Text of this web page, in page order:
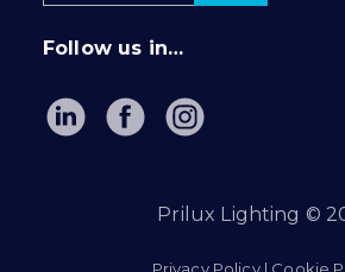
Follow us in…
Prilux Lighting ©